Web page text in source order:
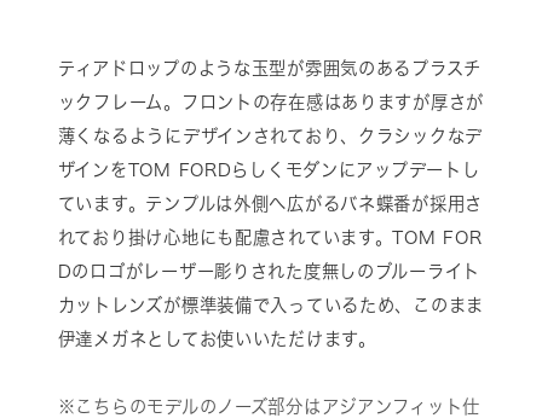
ティアドロップのような玉型が雰囲気のあるプラスチ
ックフレーム。フロントの存在感はありますが厚さが
薄くなるようにデザインされており、クラシックなデ
ザインをTOM FORDらしくモダンにアップデートし
ています。テンプルは外側へ広がるバネ蝶番が採用さ
れており掛け心地にも配慮されています。TOM FOR
Dのロゴがレーザー彫りされた度無しのブルーライト
カットレンズが標準装備で入っているため、このまま
伊達メガネとしてお使いいただけます。
※こちらのモデルのノーズ部分はアジアンフィット仕